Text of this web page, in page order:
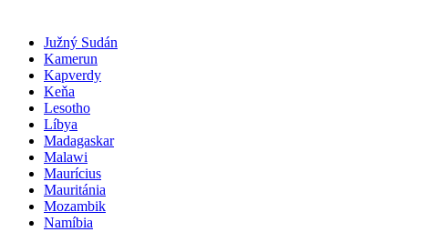
Južný Sudán
Kamerun
Kapverdy
Keňa
Lesotho
Líbya
Madagaskar
Malawi
Maurícius
Mauritánia
Mozambik
Namíbia